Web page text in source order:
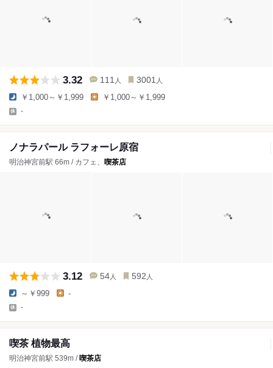
3.32 111 人 3001 人
￥1,000～￥1,999 ￥1,000～￥1,999
-
ノナラパール ラフォーレ原宿
明治神宮前駅 66m / カフェ、 喫茶店
3.12 54 人 592 人
～￥999 -
-
喫茶 植物最高
明治神宮前駅 539m /喫茶店